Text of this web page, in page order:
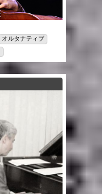
オルタナティブ